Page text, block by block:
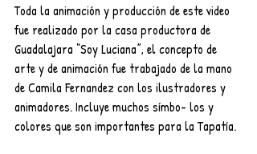
Toda la animación y producción de este video
fue realizado por la casa productora de
Guadalajara “Soy Luciana”, el concepto de
arte y de animación fue trabajado de la mano
de Camila Fernandez con los ilustradores y
animadores. Incluye muchos símbo- los y
colores que son importantes para la Tapatía.